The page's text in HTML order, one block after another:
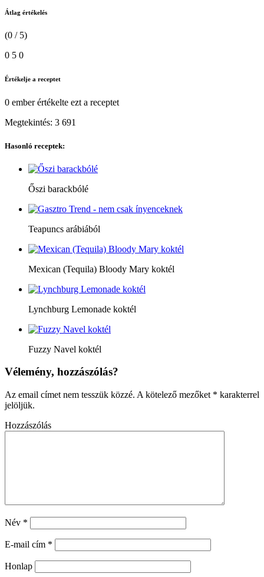
Átlag értékelés
(0 / 5)
0 5 0
Értékelje a receptet
0 emberértékelte ezt a receptet
Megtekintés: 3 691
Hasonló receptek:
Őszi barackbólé
Teapuncs arábiából
Mexican (Tequila) Bloody Mary koktél
Lynchburg Lemonade koktél
Fuzzy Navel koktél
Vélemény, hozzászólás?
Az email címet nem tesszük közzé. A kötelező mezőket * karakterrel
jelöljük.
Hozzászólás
Név *
E-mail cím *
Honlap